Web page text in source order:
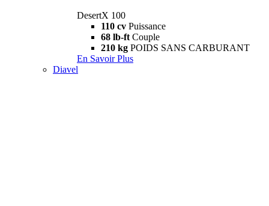
DesertX 100
110 cv Puissance
68 lb-ft Couple
210 kg POIDS SANS CARBURANT
En Savoir Plus
Diavel